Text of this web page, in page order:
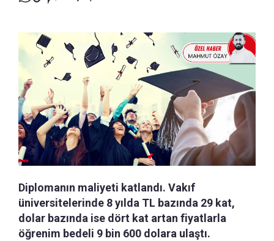
Diplomanın maliyeti katlandı. Vakıf
üniversitelerinde 8 yılda TL bazında 29 kat,
dolar bazında ise dört kat artan fiyatlarla
öğrenim bedeli 9 bin 600 dolara ulaştı.